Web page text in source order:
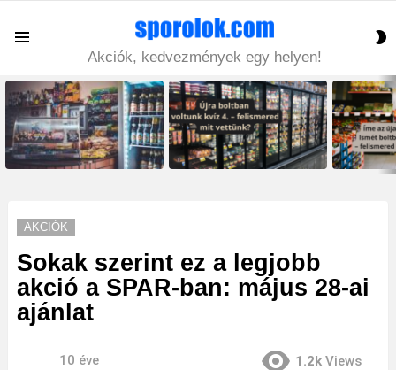
Akciók, kedvezmények egy helyen!
LATEST
STORIES
AKCIÓK
Sokak szerint ez a legjobb
akció a SPAR-ban: május 28-ai
ajánlat
10 éve 1.2k Views